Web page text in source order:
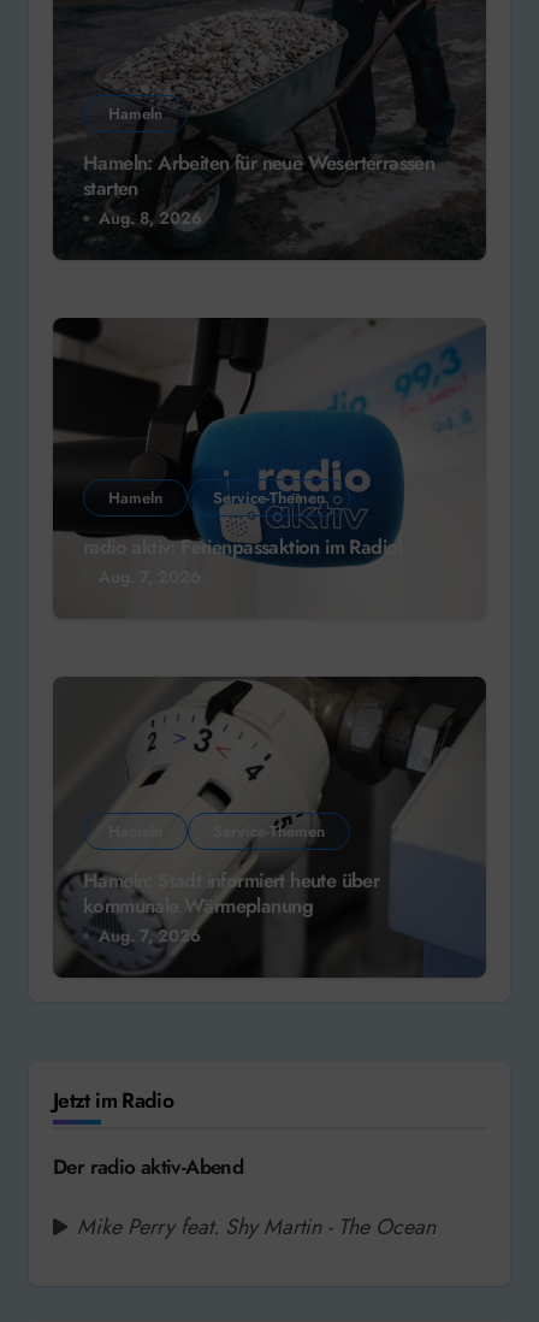
Hameln
Hameln: Arbeiten für neue Weserterrassen
starten
Aug. 8, 2026
Hameln Service-Themen
radio aktiv: Ferienpassaktion im Radio!
Service-Themen
Hameln: Stadt informiert heute über
kommunale Wärmeplanung
Aug. 7, 2026
Jetzt im Radio
Der radio aktiv-Abend
Mike Perry feat. Shy Martin - The Ocean